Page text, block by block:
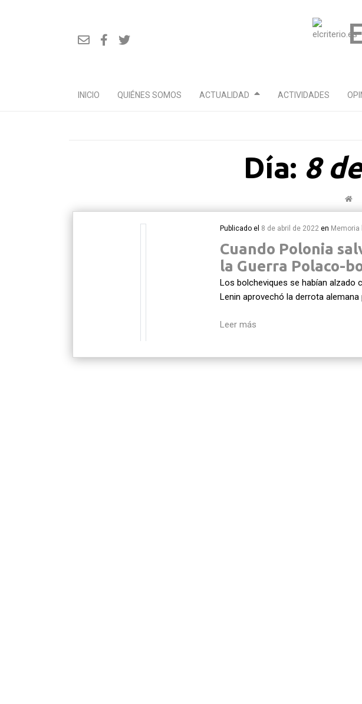
INICIO QUIÉNES SOMOS ACTUALIDAD ACTIVIDADES
Día: 8
Publicado el 8 de abril de 2022 en
Cuando Polonia
la Guerra Polaco-
Los bolcheviques se habían alzado
Lenin aprovechó la derrota
Leer más